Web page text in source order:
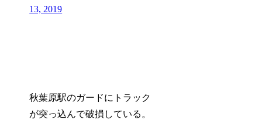
13, 2019
秋葉原駅のガードにトラック
が突っ込んで破損している。